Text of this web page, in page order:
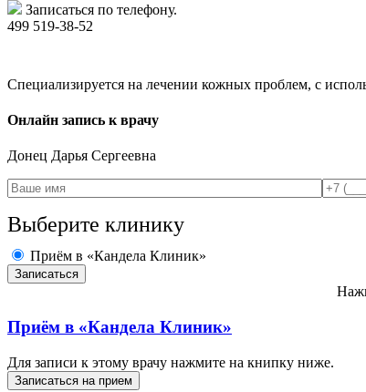
Записаться по телефону.
499 519-38-52
Специализируется на лечении кожных проблем, с
Онлайн запись к врачу
Донец Дарья Сергеевна
Выберите клинику
Приём в «Кандела Клиник»
Приём в «Кандела Клиник»
Для записи к этому врачу нажмите на книпку ниже.
Записаться на прием